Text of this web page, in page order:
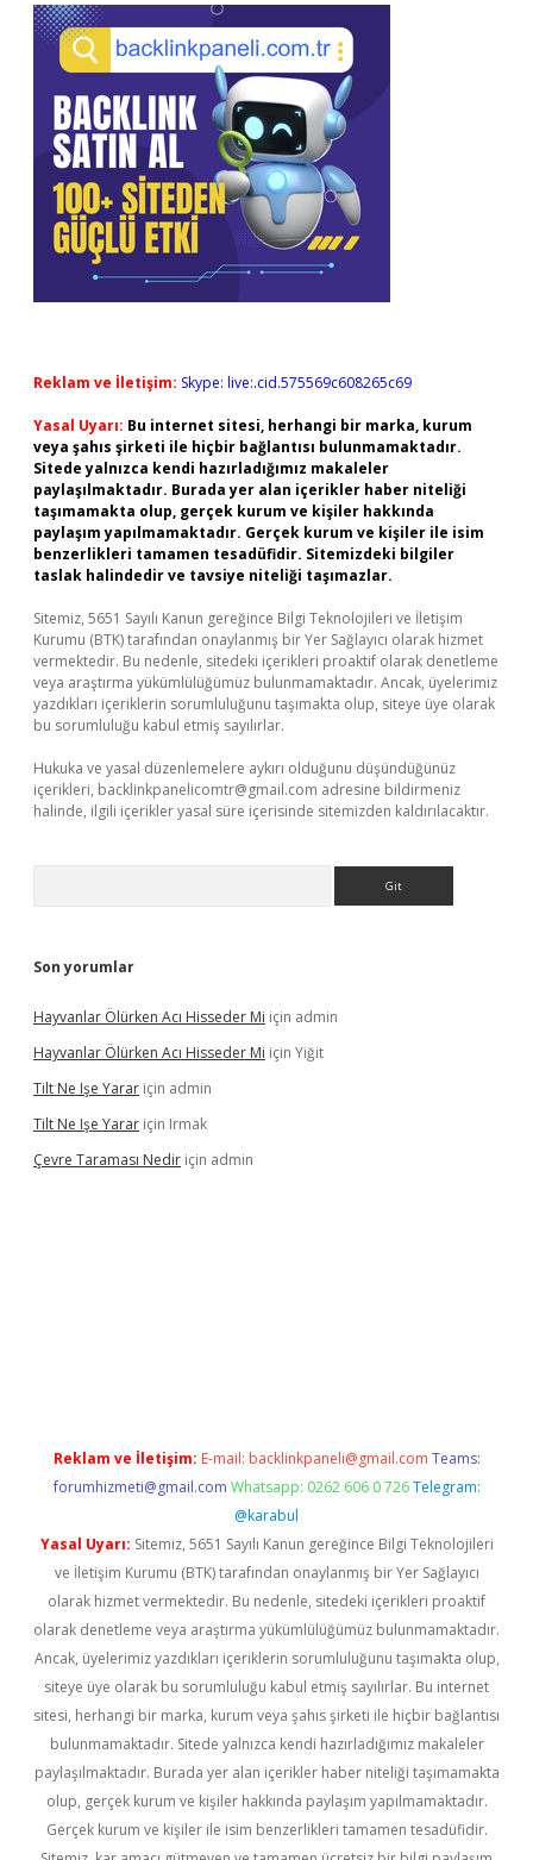
Reklam ve İletişim: Skype: live:.cid.575569c608265c69
Yasal Uyarı: Bu internet sitesi, herhangi bir marka, kurum
veya şahıs şirketi ile hiçbir bağlantısı bulunmamaktadır.
Sitede yalnızca kendi hazırladığımız makaleler
paylaşılmaktadır. Burada yer alan içerikler haber niteliği
taşımamakta olup, gerçek kurum ve kişiler hakkında
paylaşım yapılmamaktadır. Gerçek kurum ve kişiler ile isim
benzerlikleri tamamen tesadüfidir. Sitemizdeki bilgiler
taslak halindedir ve tavsiye niteliği taşımazlar.
Sitemiz, 5651 Sayılı Kanun gereğince Bilgi Teknolojileri ve İletişim
Kurumu (BTK) tarafından onaylanmış bir Yer Sağlayıcı olarak hizmet
vermektedir. Bu nedenle, sitedeki içerikleri proaktif olarak denetleme
veya araştırma yükümlülüğümüz bulunmamaktadır. Ancak, üyelerimiz
yazdıkları içeriklerin sorumluluğunu taşımakta olup, siteye üye olarak
bu sorumluluğu kabul etmiş sayılırlar.
Hukuka ve yasal düzenlemelere aykırı olduğunu düşündüğünüz
içerikleri, backlinkpanelicomtr@gmail.com adresine bildirmeniz
halinde, ilgili içerikler yasal süre içerisinde sitemizden kaldırılacaktır.
Son yorumlar
Hayvanlar Ölürken Acı Hisseder Mi için admin
Hayvanlar Ölürken Acı Hisseder Mi için Yiğit
Tilt Ne Işe Yarar için admin
Tilt Ne Işe Yarar için Irmak
Çevre Taraması Nedir için admin
Reklam ve İletişim: E-mail: backlinkpaneli@gmail.com Teams:
forumhizmeti@gmail.com Whatsapp: 0262 606 0 726 Telegram:
@karabul
Yasal Uyarı: Sitemiz, 5651 Sayılı Kanun gereğince Bilgi Teknolojileri
ve İletişim Kurumu (BTK) tarafından onaylanmış bir Yer Sağlayıcı
olarak hizmet vermektedir. Bu nedenle, sitedeki içerikleri proaktif
olarak denetleme veya araştırma yükümlülüğümüz bulunmamaktadır.
Ancak, üyelerimiz yazdıkları içeriklerin sorumluluğunu taşımakta olup,
siteye üye olarak bu sorumluluğu kabul etmiş sayılırlar. Bu internet
sitesi, herhangi bir marka, kurum veya şahıs şirketi ile hiçbir bağlantısı
bulunmamaktadır. Sitede yalnızca kendi hazırladığımız makaleler
paylaşılmaktadır. Burada yer alan içerikler haber niteliği taşımamakta
olup, gerçek kurum ve kişiler hakkında paylaşım yapılmamaktadır.
Gerçek kurum ve kişiler ile isim benzerlikleri tamamen tesadüfidir.